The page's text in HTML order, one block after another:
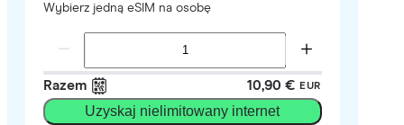
Wybierz jedną eSIM na osobę
Razem 10,90 € EUR
Uzyskaj nielimitowany internet